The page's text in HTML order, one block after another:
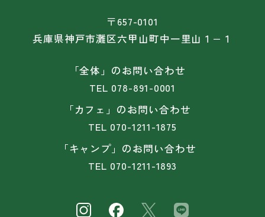
〒657-0101
兵庫県神戸市灘区六甲山町中一里山１−１
「全体」のお問い合わせ
TEL 078-891-0001
「カフェ」のお問い合わせ
TEL 070-1211-1875
「キャンプ」のお問い合わせ
TEL 070-1211-1893